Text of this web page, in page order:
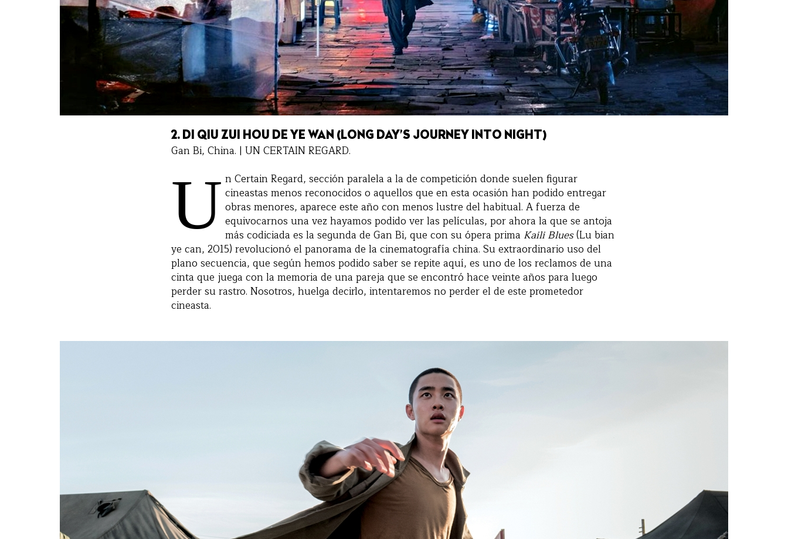
2. DI QIU ZUI HOU DE YE WAN (LONG DAY’S JOURNEY INTO NIGHT)
Gan Bi, China. | UN CERTAIN REGARD.
U n Certain Regard, sección paralela a la de competición donde suelen figurar
cineastas menos reconocidos o aquellos que en esta ocasión han podido entregar
obras menores, aparece este año con menos lustre del habitual. A fuerza de
equivocarnos una vez hayamos podido ver las películas, por ahora la que se antoja
más codiciada es la segunda de Gan Bi, que con su ópera prima Kaili Blues(Lu bian
ye can, 2015) revolucionó el panorama de la cinematografía china. Su extraordinario uso del
plano secuencia, que según hemos podido saber se repite aquí, es uno de los reclamos de una
cinta que juega con la memoria de una pareja que se encontró hace veinte años para luego
perder su rastro. Nosotros, huelga decirlo, intentaremos no perder el de este prometedor
cineasta.